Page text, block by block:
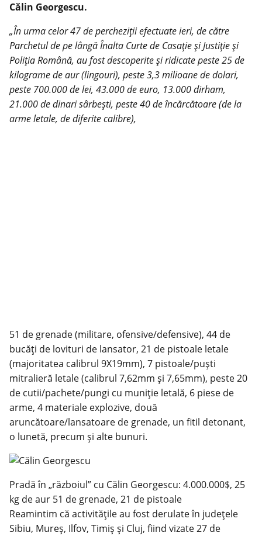
Călin Georgescu.
„În urma celor 47 de percheziții efectuate ieri, de către
Parchetul de pe lângă Înalta Curte de Casație și Justiție și
Poliția Română, au fost descoperite și ridicate peste 25 de
kilograme de aur (lingouri), peste 3,3 milioane de dolari,
peste 700.000 de lei, 43.000 de euro, 13.000 dirham,
21.000 de dinari sârbești, peste 40 de încărcătoare (de la
arme letale, de diferite calibre),
51 de grenade (militare, ofensive/defensive), 44 de
bucăți de lovituri de lansator, 21 de pistoale letale
(majoritatea calibrul 9X19mm), 7 pistoale/puști
mitralieră letale (calibrul 7,62mm și 7,65mm), peste 20
de cutii/pachete/pungi cu muniție letală, 6 piese de
arme, 4 materiale explozive, două
aruncătoare/lansatoare de grenade, un fitil detonant,
o lunetă, precum și alte bunuri.
Pradă în „războiul” cu Călin Georgescu: 4.000.000$, 25
kg de aur 51 de grenade, 21 de pistoale
Reamintim că activitățile au fost derulate în județele
Sibiu, Mureș, Ilfov, Timiș și Cluj, fiind vizate 27 de